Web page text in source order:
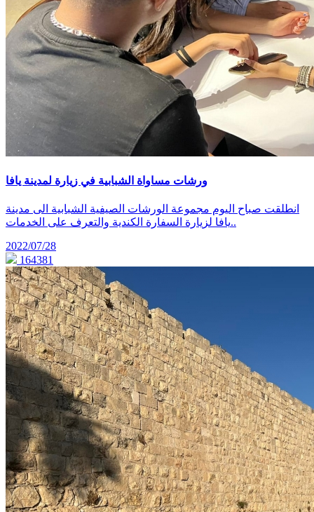
ورشات مساواة الشبابية في زيارة لمدينة يافا
انطلقت صباح اليوم مجموعة الورشات الصيفية الشبابية الى مدينة
يافا لزيارة السفارة الكندية والتعرف على الخدمات..
2022/07/28
164381